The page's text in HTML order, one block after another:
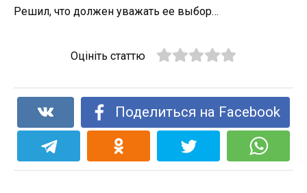
Решил, что должен уважать ее выбор…
Оцініть статтю
Поделиться на Facebook